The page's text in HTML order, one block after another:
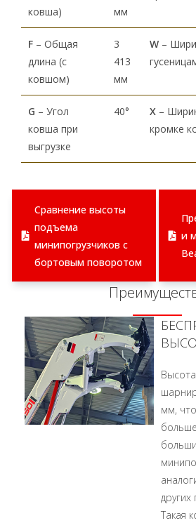
ковша)
мм
F – Общая
длина (с
ковшом)
3
413
мм
W –
G – Угол
ковша при
выгрузке
40° X –
кромке
Сравнение высоты
подъема
минипогрузчиков с
бортовым поворотом
и
мм,
других
Такая